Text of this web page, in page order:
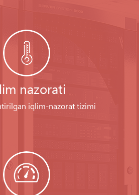
nazorati
iqlim-nazorat tizimi